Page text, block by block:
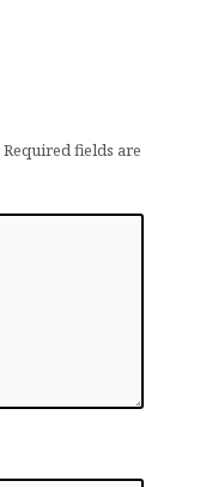
Required fields are